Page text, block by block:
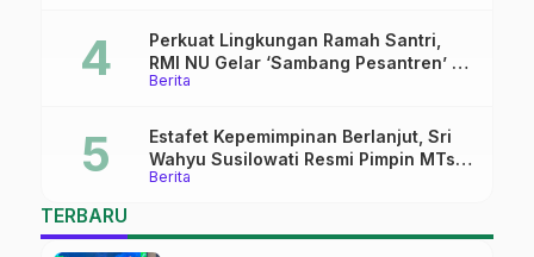
Berita
Perkuat Lingkungan Ramah Santri,
RMI NU Gelar ‘Sambang Pesantren’ di
Pati
Berita
Estafet Kepemimpinan Berlanjut, Sri
Wahyu Susilowati Resmi Pimpin MTs
Ma’arif Sapuran
TERBARU